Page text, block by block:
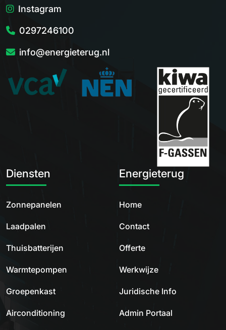
Instagram
0297246100
info@energieterug.nl
Diensten
Zonnepanelen
Laadpalen
Thuisbatterijen
Warmtepompen
Groepenkast
Airconditioning
Energieterug
Home
Contact
Offerte
Werkwijze
Juridische Info
Admin Portaal